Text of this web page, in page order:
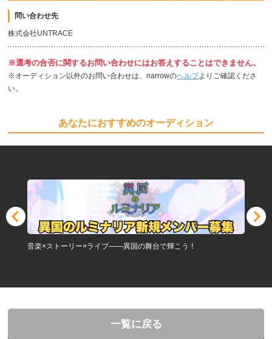
問い合わせ先
株式会社UNTRACE
※選考の合否に関するお問い合わせにはお答えすることはできません。
※オーディション以外のお問い合わせは、narrowのヘルプよりご確認くださ
い。
あなたにおすすめのオーディション
音楽×ストーリー×ライブ——異国の舞台で輝こう！
一覧に戻る